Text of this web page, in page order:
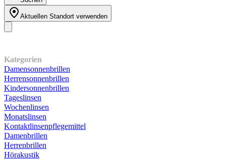
Aktuellen Standort verwenden
Kategorien
Damensonnenbrillen
Herrensonnenbrillen
Kindersonnenbrillen
Tageslinsen
Wochenlinsen
Monatslinsen
Kontaktlinsenpflegemittel
Damenbrillen
Herrenbrillen
Hörakustik